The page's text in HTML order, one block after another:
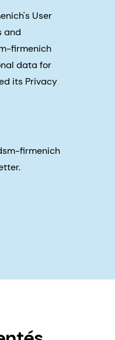
User
and
firmenich
data for
its Privacy
firmenich